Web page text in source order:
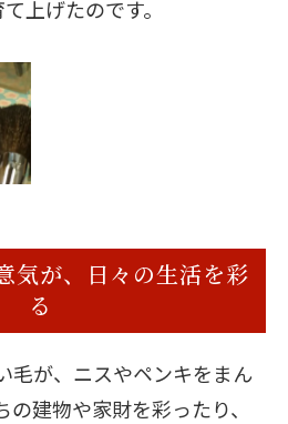
上げたのです。
気が、日々の生活を彩
る
毛が、ニスやペンキをまん
建物や家財を彩ったり、